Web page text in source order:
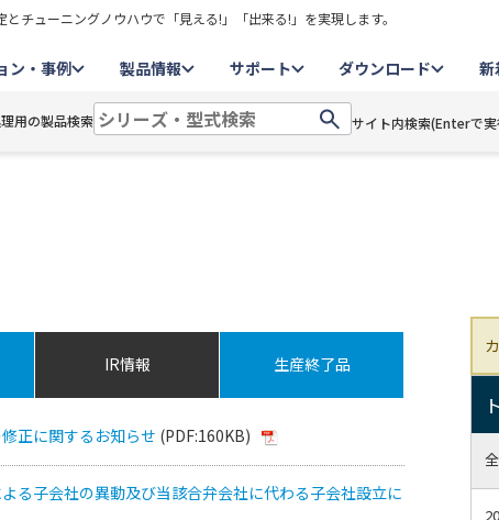
チューニングノウハウで「見える!」「出来る!」を実現します。
ン・事例 製品情報 サポート ダウンロード 新
用の製品検索 サイト内検索(Enterで実
IR情報 生産終了品
正に関するお知らせ (PDF:160KB)
る子会社の異動及び当該合弁会社に代わる子会社設立に